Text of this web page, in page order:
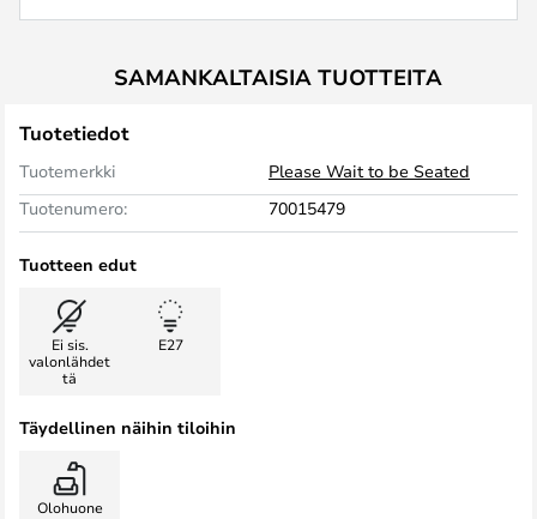
SAMANKALTAISIA TUOTTEITA
Tuotetiedot
Tuotemerkki
Please Wait to be Seated
Tuotenumero:
70015479
Tuotteen edut
Ei sis.
valonlähdet
tä
E27
Täydellinen näihin tiloihin
Olohuone